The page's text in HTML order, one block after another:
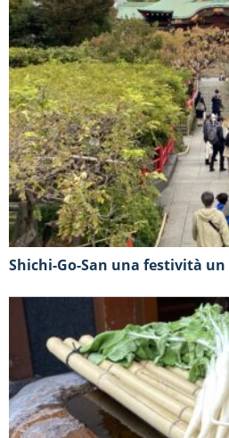
Shichi-Go-San una festività